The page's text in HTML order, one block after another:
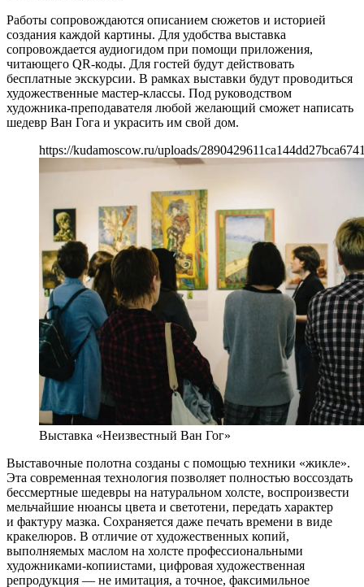
Работы сопровождаются описанием сюжетов и историей
создания каждой картины. Для удобства выставка
сопровождается аудиогидом при помощи приложения,
читающего QR-коды. Для гостей будут действовать
бесплатные экскурсии. В рамках выставки будут проводиться
художественные мастер-классы. Под руководством
художника-преподавателя любой желающий сможет написать
шедевр Ван Гога и украсить им свой дом.
https://kudamoscow.ru/uploads/
Выставка «Неизвестный Ван Гог»
Выставочные полотна созданы с помощью техники «жикле».
Эта современная технология позволяет полностью воссоздать
бессмертные шедевры на натуральном холсте, воспроизвести
мельчайшие нюансы цвета и светотени, передать характер
и фактуру мазка. Сохраняется даже печать времени в виде
кракелюров. В отличие от художественных копий,
выполняемых маслом на холсте профессиональными
художниками-копиистами, цифровая художественная
репродукция — не имитация, а точное, факсимильное